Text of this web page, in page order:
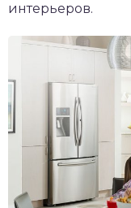
интерьеров.